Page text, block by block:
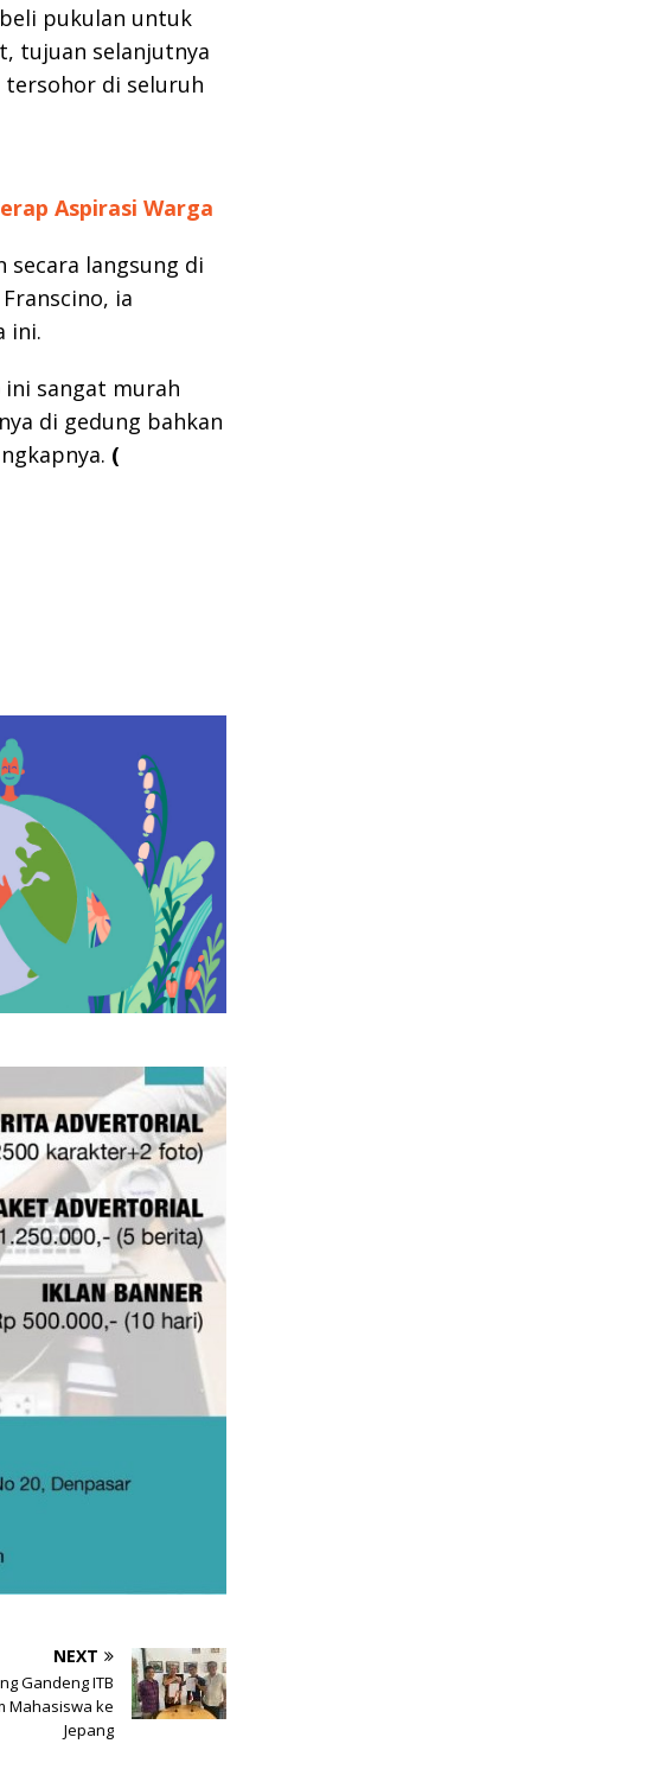
pukulan untuk
tujuan selanjutnya
tersohor di seluruh
Aspirasi Warga
secara langsung di
ia
ini.
sangat murah
di gedung bahkan
(
NEXT
Gandeng ITB
Mahasiswa ke
Jepang